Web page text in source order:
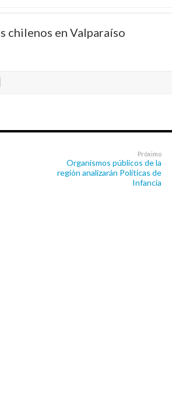
chilenos en Valparaíso
Próximo
Organismos públicos de la
región analizarán Políticas de
Infancia